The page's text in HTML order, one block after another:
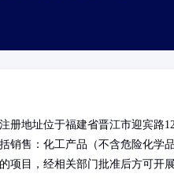
册地址位于福建省晋江市迎宾路
销售：化工产品（不含危险化
项目，经相关部门批准后方可开展